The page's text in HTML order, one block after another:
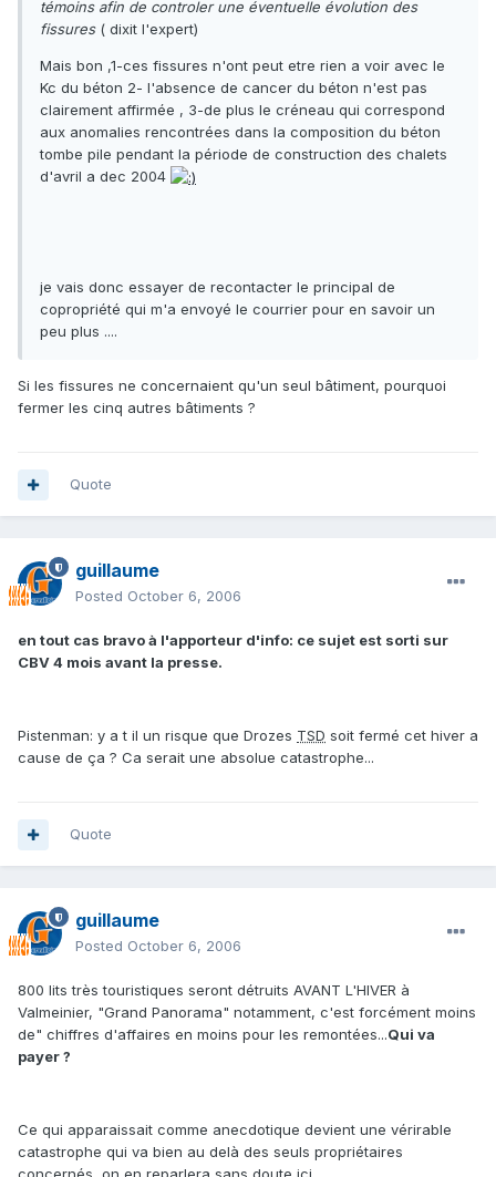
témoins afin de controler une éventuelle évolution des
fissures( dixit l'expert)
Mais bon ,1-ces fissures n'ont peut etre rien a voir avec le
Kc du béton 2- l'absence de cancer du béton n'est pas
clairement affirmée , 3-de plus le créneau qui correspond
aux anomalies rencontrées dans la composition du béton
tombe pile pendant la période de construction des chalets
d'avril a dec 2004
je vais donc essayer de recontacter le principal de
copropriété qui m'a envoyé le courrier pour en savoir un
peu plus ....
Si les fissures ne concernaient qu'un seul bâtiment, pourquoi
fermer les cinq autres bâtiments ?
Quote
guillaume
Posted October 6, 2006
en tout cas bravo à l'apporteur d'info: ce sujet est sorti sur
CBV 4 mois avant la presse.
Pistenman: y a t il un risque que Drozes TSD soit fermé cet hiver a
cause de ça ? Ca serait une absolue catastrophe...
Quote
guillaume
Posted October 6, 2006
800 lits très touristiques seront détruits AVANT L'HIVER à
Valmeinier, "Grand Panorama" notamment, c'est forcément moins
de" chiffres d'affaires en moins pour les remontées...Qui va
payer ?
Ce qui apparaissait comme anecdotique devient une vérirable
catastrophe qui va bien au delà des seuls propriétaires